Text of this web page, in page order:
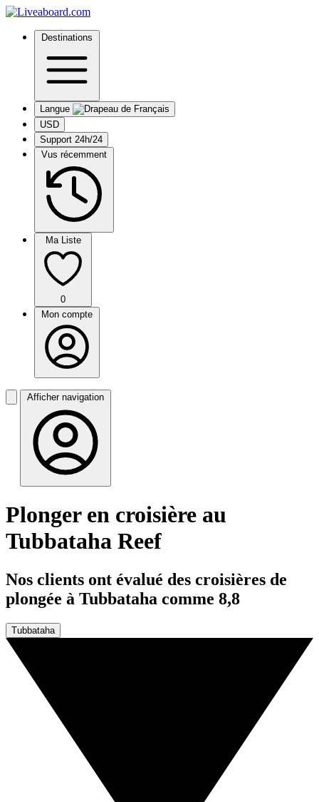
Destinations
Langue
USD
Support 24h/24
Vus récemment
Ma Liste
0
Mon compte
Afficher navigation
Plonger en croisière au
Tubbataha Reef
Nos clients ont évalué des croisières de
plongée à Tubbataha comme 8,8
Tubbataha